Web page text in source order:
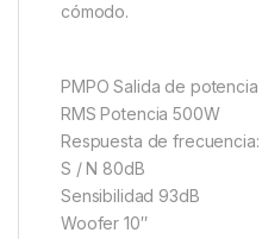
cómodo.
PMPO Salida de
RMS Potencia 500W
Respuesta de frecuencia:
S / N 80dB
Sensibilidad 93dB
Woofer 10″